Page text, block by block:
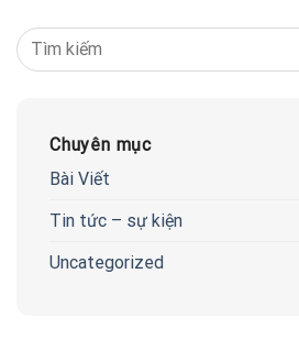
Chuyên mục
Bài Viết
Tin tức – sự kiện
Uncategorized